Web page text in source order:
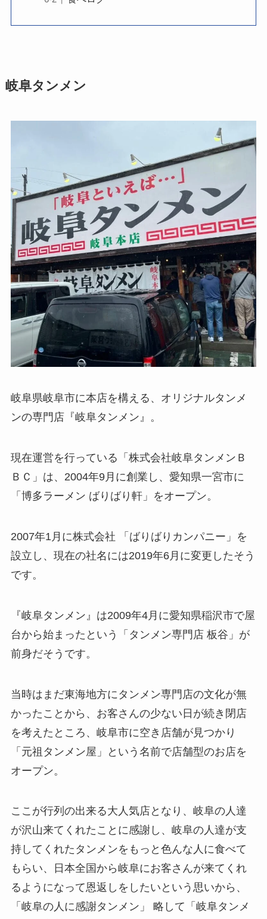
岐阜タンメン
岐阜県岐阜市に本店を構える、オリジナルタンメ
ンの専門店『岐阜タンメン』。
現在運営を行っている「株式会社岐阜タンメンＢ
ＢＣ」は、2004年9月に創業し、愛知県一宮市に
「博多ラーメン ばりばり軒」をオープン。
2007年1月に株式会社 「ばりばりカンパニー」を
設立し、現在の社名には2019年6月に変更したそう
です。
『岐阜タンメン』は2009年4月に愛知県稲沢市で屋
台から始まったという「タンメン専門店 板谷」が
前身だそうです。
当時はまだ東海地方にタンメン専門店の文化が無
かったことから、お客さんの少ない日が続き閉店
を考えたところ、岐阜市に空き店舗が見つかり
「元祖タンメン屋」という名前で店舗型のお店を
オープン。
ここが行列の出来る大人気店となり、岐阜の人達
が沢山来てくれたことに感謝し、岐阜の人達が支
持してくれたタンメンをもっと色んな人に食べて
もらい、日本全国から岐阜にお客さんが来てくれ
るようになって恩返しをしたいという思いから、
「岐阜の人に感謝タンメン」 略して「岐阜タンメ